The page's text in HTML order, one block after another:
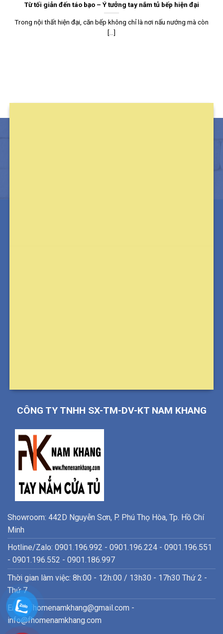
Từ tối giản đến táo bạo – Ý tưởng tay nắm tủ bếp hiện đại
Trong nội thất hiện đại, căn bếp không chỉ là nơi nấu nướng mà còn
[...]
CÔNG TY TNHH SX-TM-DV-KT NAM KHANG
Showroom: 442D Nguyễn Sơn, P. Phú Thọ Hòa, Tp. Hồ Chí
Minh
Hotline/Zalo: 0901.196.992 - 0901.196.224 - 0901.196.551
- 0901.196.552 - 0901.186.997
Thời gian làm việc: 8h:00 - 12h:00 / 13h30 - 17h30 Thứ 2 -
Thứ 7
Email: fhomenamkhang@gmail.com -
info@fhomenamkhang.com